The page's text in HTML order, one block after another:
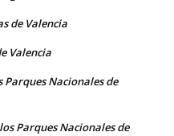
de Valencia
Valencia
Parques Nacionales de
Parques Nacionales de